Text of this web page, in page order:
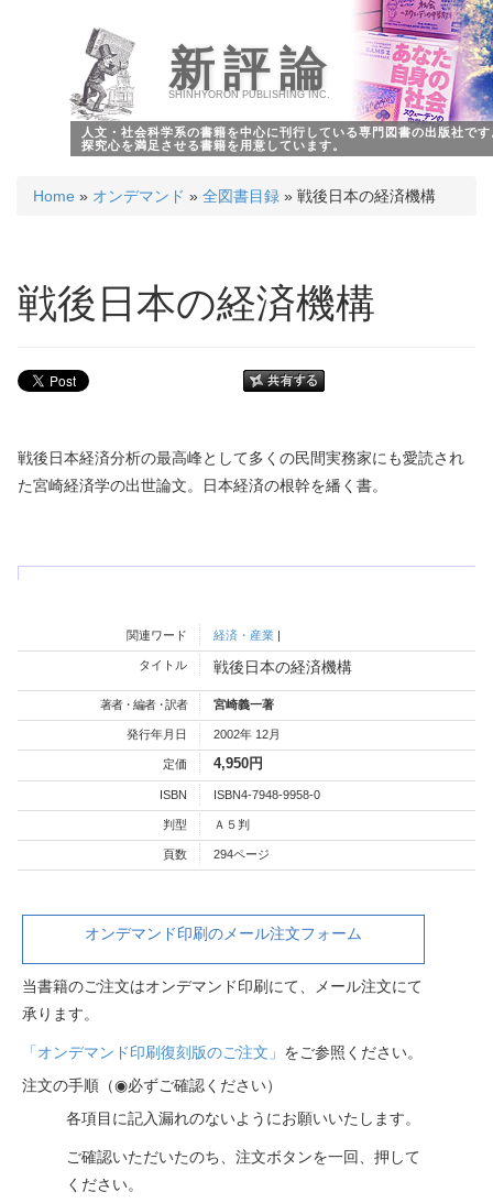
新評論
SHINHYORON PUBLISHING INC.
人文・社会科学系の書籍を中心に刊行している専門図書の出版社で
探究心を満足させる書籍を用意しています。
Home » オンデマンド » 全図書目録 » 戦後日本の経済機構
戦後日本の経済機構
戦後日本経済分析の最高峰として多くの民間実務家にも愛読され
た宮崎経済学の出世論文。日本経済の根幹を繙く書。
関連ワード 経済・産業|
戦後日本の経済機構
タイトル
著者・編者・訳者 宮崎義一著
発行年月日 2002年 12月
定価 4,950円
ISBN ISBN4-7948-9958-0
判型 Ａ５判
頁数 294ページ
オンデマンド印刷のメール注文フォーム
当書籍のご注文はオンデマンド印刷にて、メール注文にて
承ります。
「オンデマンド印刷復刻版のご注文」 をご参照ください。
注文の手順（◉必ずご確認ください）
各項目に記入漏れのないようにお願いいたします。
ご確認いただいたのち、注文ボタンを一回、押して
ください。